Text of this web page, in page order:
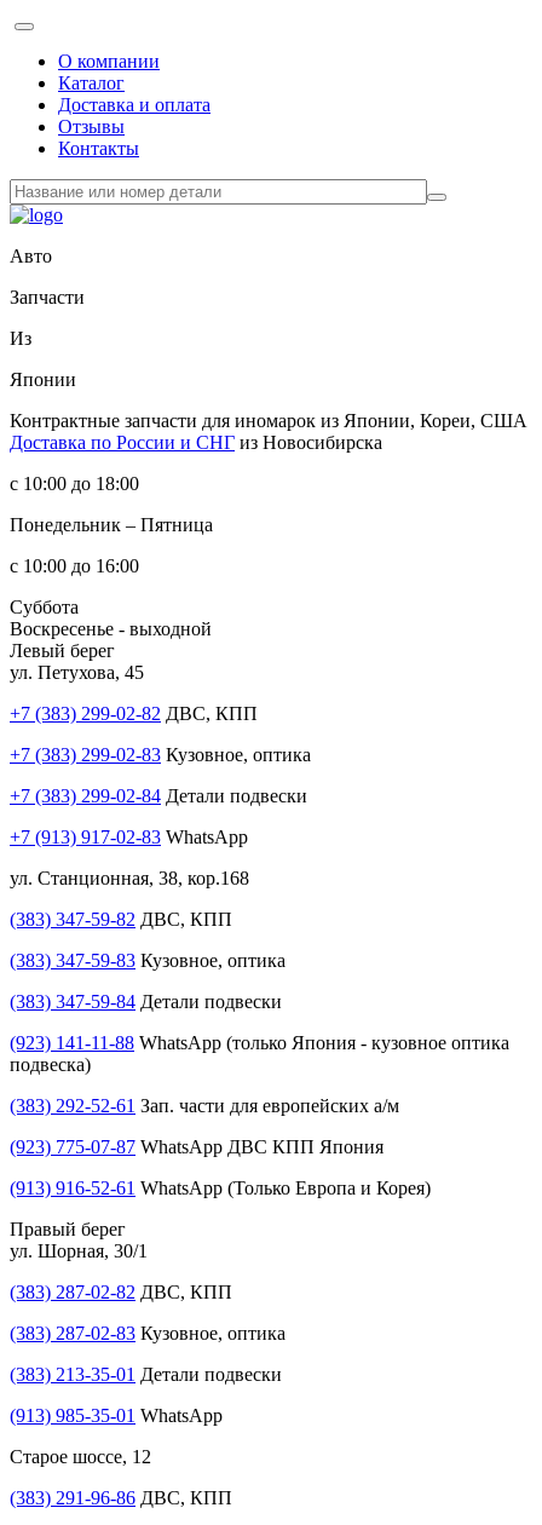
О компании
Каталог
Доставка и оплата
Отзывы
Контакты
Авто
Запчасти
Из
Японии
Контрактные запчасти для иномарок из Японии, Кореи, США
Доставка по России и СНГ из Новосибирска
с 10:00 до 18:00
Понедельник – Пятница
с 10:00 до 16:00
Суббота
Воскресенье - выходной
Левый берег
ул. Петухова, 45
+7 (383) 299-02-82 ДВС, КПП
+7 (383) 299-02-83 Кузовное, оптика
+7 (383) 299-02-84 Детали подвески
+7 (913) 917-02-83 WhatsApp
ул. Станционная, 38, кор.168
(383) 347-59-82 ДВС, КПП
(383) 347-59-83 Кузовное, оптика
(383) 347-59-84 Детали подвески
(923) 141-11-88 WhatsApp (только Япония - кузовное оптика
подвеска)
(383) 292-52-61 Зап. части для европейских а/м
(923) 775-07-87 WhatsApp ДВС КПП Япония
(913) 916-52-61 WhatsApp (Только Европа и Корея)
Правый берег
ул. Шорная, 30/1
(383) 287-02-82 ДВС, КПП
(383) 287-02-83 Кузовное, оптика
(383) 213-35-01 Детали подвески
(913) 985-35-01 WhatsApp
Старое шоссе, 12
(383) 291-96-86 ДВС, КПП